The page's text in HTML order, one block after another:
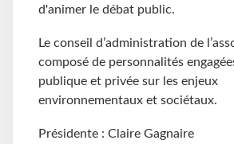
d'animer le débat public.
Le conseil d’administration de
composé de personnalités
publique et privée sur les enjeux
environnementaux et sociétaux.
Présidente : Claire Gagnaire